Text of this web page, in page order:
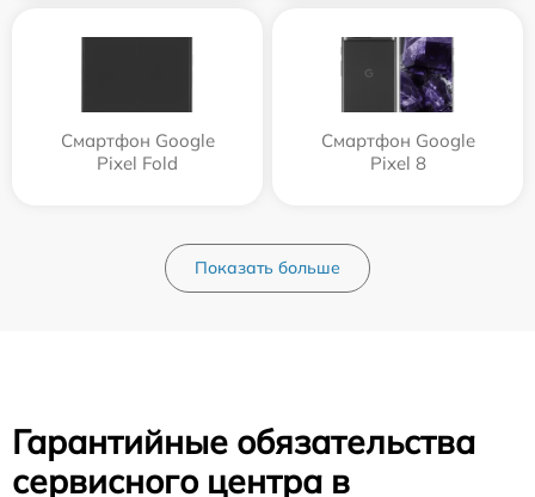
Смартфон Google
Pixel Fold
Смартфон Google
Pixel 8
Показать больше
Гарантийные обязательства
сервисного центра в